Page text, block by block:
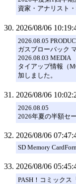
資家・アナリスト
2026/08/06
2026.08.05
ガスブローバック
2026.08.03 MEDIA
タイアップ情報（
加しました。
2026/08/06
2026.08.05
2026年夏の半額セ
2026/08/06
SD Memory
2026/08/06
PASH！コミックス